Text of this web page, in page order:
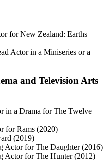
for New Zealand: Earths
Actor in a Miniseries or a
and Television Arts
in a Drama for The Twelve
for Rams (2020)
(2019)
Actor for The Daughter (2016)
Actor for The Hunter (2012)